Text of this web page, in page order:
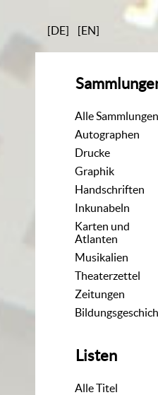
[DE] [EN]
Alle Sammlungen
Autographen
Drucke
Graphik
Handschriften
Inkunabeln
Karten und
Atlanten
Musikalien
Theaterzettel
Zeitungen
Listen
Alle Titel